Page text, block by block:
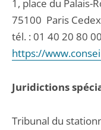
1, place du Palais-
75100 Paris
tél. : 01 40 20 80 00
https://
Juridictions
Tribunal du